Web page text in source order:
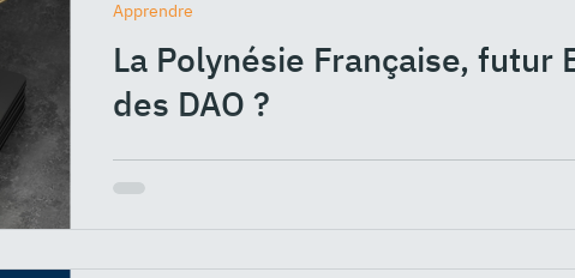
La Polynésie Française, futur
des DAO ?
L’apparition des smarts-contracts sur la blockchain
naissance à une application particulièrement
Apprendre